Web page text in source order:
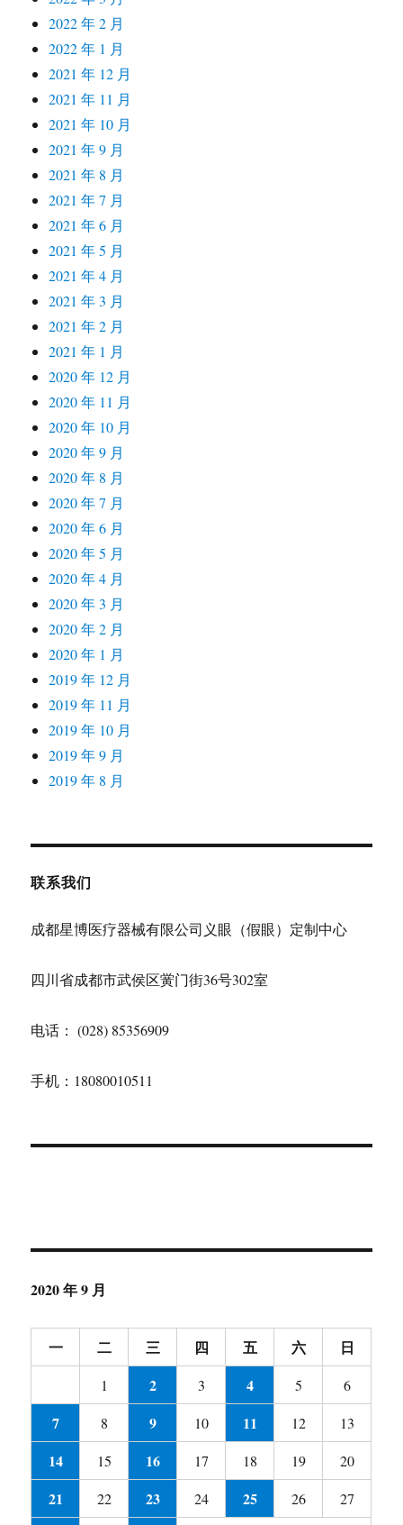
2022 年 2 月
2022 年 1 月
2021 年 12 月
2021 年 11 月
2021 年 10 月
2021 年 9 月
2021 年 8 月
2021 年 7 月
2021 年 6 月
2021 年 5 月
2021 年 4 月
2021 年 3 月
2021 年 2 月
2021 年 1 月
2020 年 12 月
2020 年 11 月
2020 年 10 月
2020 年 9 月
2020 年 8 月
2020 年 7 月
2020 年 6 月
2020 年 5 月
2020 年 4 月
2020 年 3 月
2020 年 2 月
2020 年 1 月
2019 年 12 月
2019 年 11 月
2019 年 10 月
2019 年 9 月
2019 年 8 月
联系我们
成都星博医疗器械有限公司义眼（假眼）定制中心
四川省成都市武侯区黉门街36号302室
电话： (028) 85356909
手机：18080010511
2020 年 9 月
一 二 三 四 五 六 日
1 2 3 4 5 6
7 8 9 10 11 12 13
14 15 16 17 18 19 20
21 22 23 24 25 26 27